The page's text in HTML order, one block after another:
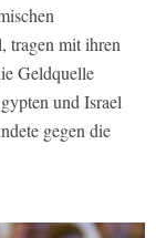
tragen mit ihren
Geldquelle
und Israel
gegen die